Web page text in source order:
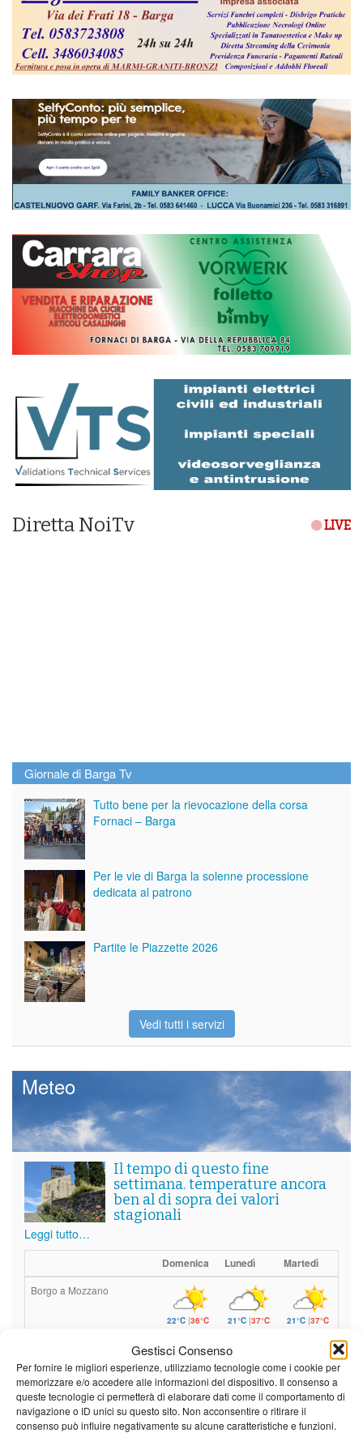
Gestisci Consenso
Per fornire le migliori esperienze, utilizziamo tecnologie come i cookie per
memorizzare e/o accedere alle informazioni del dispositivo. Il consenso a
queste tecnologie ci permetterà di elaborare dati come il comportamento di
navigazione o ID unici su questo sito. Non acconsentire o ritirare il
consenso può influire negativamente su alcune caratteristiche e funzioni.
Diretta NoiTv LIVE
Giornale di Barga Tv
Tutto bene per la rievocazione della corsa
Fornaci – Barga
Per le vie di Barga la solenne processione
dedicata al patrono
Partite le Piazzette 2026
Vedi tutti i servizi
Meteo
Il tempo di questo fine
settimana. temperature ancora
ben al di sopra dei valori
stagionali
Leggi tutto…
Domenica Lunedì Martedì
Borgo a Mozzano
22°C|36°C 21°C|37°C 21°C |37°C
22°C|33°C 21°C|34°C 21°C |34°C
Castelnuovo Garfagnana
22°C|33°C 21°C|34°C 21°C|34°C